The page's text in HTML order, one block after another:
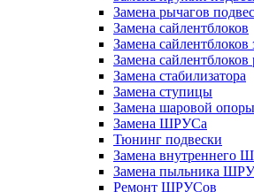
Замена рычагов
Замена сайлентблоков
Замена сайлентблоков
Замена сайлентблоков
Замена стабилизатора
Замена ступицы
Замена шаровой опоры
Замена ШРУСа
Тюнинг подвески
Замена внутреннего
Замена пыльника
Ремонт ШРУСов